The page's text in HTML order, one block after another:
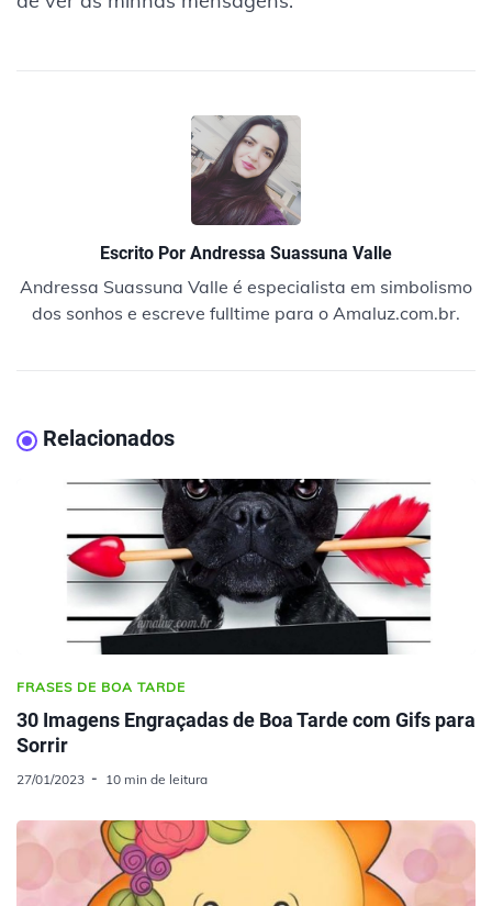
Escrito Por Andressa Suassuna Valle
Andressa Suassuna Valle é especialista em simbolismo
dos sonhos e escreve fulltime para o Amaluz.com.br.
Relacionados
FRASES DE BOA TARDE
30 Imagens Engraçadas de Boa Tarde com Gifs para
Sorrir
27/01/2023 10 min de leitura